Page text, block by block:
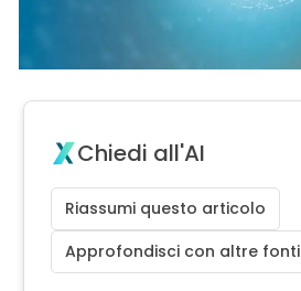
Chiedi all'AI
Riassumi questo articolo
Approfondisci con altre fonti